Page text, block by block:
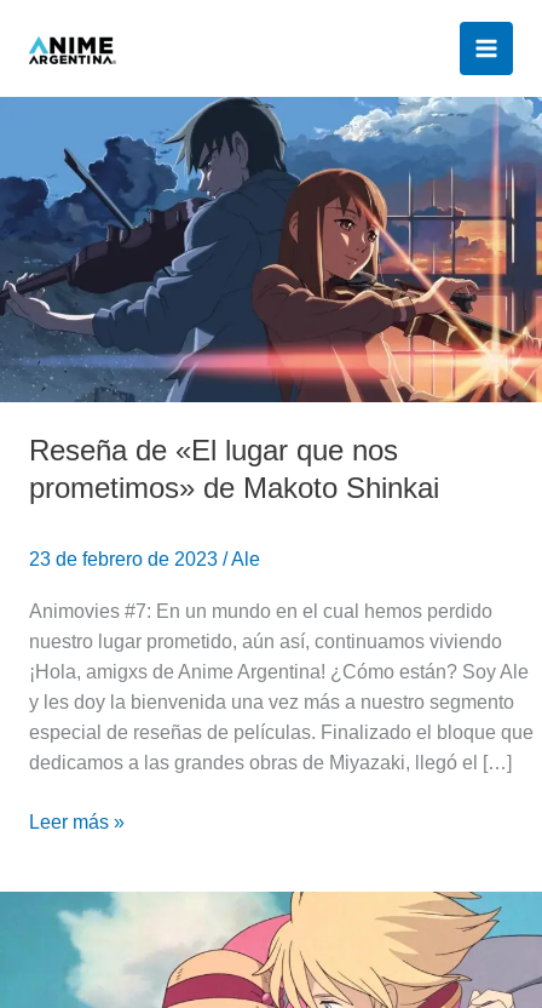
Reseña de «El lugar que nos
prometimos» de Makoto Shinkai
23 de febrero de 2023 /Ale
Animovies #7: En un mundo en el cual hemos perdido
nuestro lugar prometido, aún así, continuamos viviendo
¡Hola, amigxs de Anime Argentina! ¿Cómo están? Soy Ale
y les doy la bienvenida una vez más a nuestro segmento
especial de reseñas de películas. Finalizado el bloque que
dedicamos a las grandes obras de Miyazaki, llegó el […]
«El
lugar
que
nos
prometimos»
de
Makoto
Shinkai
Leer más »
Reseña
Increíble